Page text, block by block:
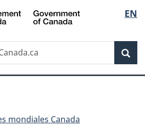
Passer
au
principal
Passer
à
Au
du
Passer
à
version
simplifiée
de
la
EN
mondiales Canada